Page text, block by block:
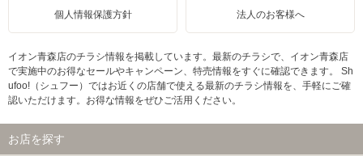
個人情報保護方針 法人のお客様へ
イオン青森店のチラシ情報を掲載しています。最新のチラシで、イオン青森店
で実施中のお得なセールやキャンペーン、特売情報をすぐに確認できます。 Sh
ufoo!（シュフー）ではお近くの店舗で使える最新のチラシ情報を、手軽にご確
認いただけます。お得な情報をぜひご活用ください。
お店を探す